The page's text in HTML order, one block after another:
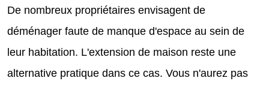
De nombreux propriétaires envisagent de
déménager faute de manque d'espace au sein de
leur habitation. L'extension de maison reste une
alternative pratique dans ce cas. Vous n'aurez pas